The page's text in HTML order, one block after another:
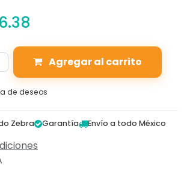
Agregar al carrito
de deseos
Zebra Garantía Envío a todo México